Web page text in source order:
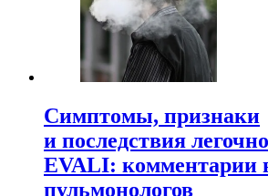
Симптомы, признаки
и последствия
EVALI: комментарии
пульмонологов